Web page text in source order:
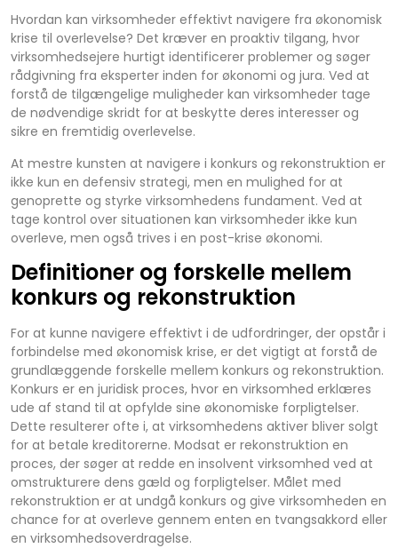
Hvordan kan virksomheder effektivt navigere fra økonomisk
krise til overlevelse? Det kræver en proaktiv tilgang, hvor
virksomhedsejere hurtigt identificerer problemer og søger
rådgivning fra eksperter inden for økonomi og jura. Ved at
forstå de tilgængelige muligheder kan virksomheder tage
de nødvendige skridt for at beskytte deres interesser og
sikre en fremtidig overlevelse.
At mestre kunsten at navigere i konkurs og rekonstruktion er
ikke kun en defensiv strategi, men en mulighed for at
genoprette og styrke virksomhedens fundament. Ved at
tage kontrol over situationen kan virksomheder ikke kun
overleve, men også trives i en post-krise økonomi.
Definitioner og forskelle mellem
konkurs og rekonstruktion
For at kunne navigere effektivt i de udfordringer, der opstår i
forbindelse med økonomisk krise, er det vigtigt at forstå de
grundlæggende forskelle mellem konkurs og rekonstruktion.
Konkurs er en juridisk proces, hvor en virksomhed erklæres
ude af stand til at opfylde sine økonomiske forpligtelser.
Dette resulterer ofte i, at virksomhedens aktiver bliver solgt
for at betale kreditorerne. Modsat er rekonstruktion en
proces, der søger at redde en insolvent virksomhed ved at
omstrukturere dens gæld og forpligtelser. Målet med
rekonstruktion er at undgå konkurs og give virksomheden en
chance for at overleve gennem enten en tvangsakkord eller
en virksomhedsoverdragelse.